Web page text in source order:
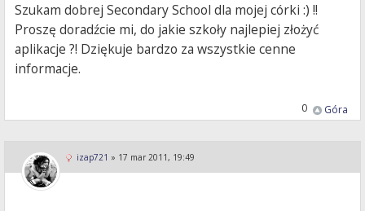
Szukam dobrej Secondary School dla mojej córki :) !!
Proszę doradźcie mi, do jakie szkoły najlepiej złożyć
aplikacje ?! Dziękuje bardzo za wszystkie cenne
informacje.
Góra
0
izap721 » 17 mar 2011, 19:49